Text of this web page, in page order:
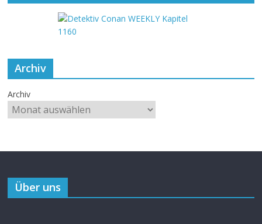
Archiv
Archiv
Über uns